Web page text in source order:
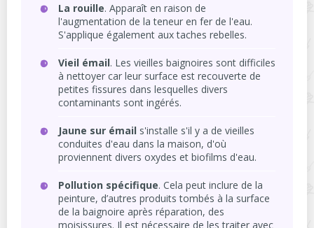
La rouille. Apparaît en raison de
l'augmentation de la teneur en fer de l'eau.
S'applique également aux taches rebelles.
Vieil émail. Les vieilles baignoires sont difficiles
à nettoyer car leur surface est recouverte de
petites fissures dans lesquelles divers
contaminants sont ingérés.
Jaune sur émail s'installe s'il y a de vieilles
conduites d'eau dans la maison, d'où
proviennent divers oxydes et biofilms d'eau.
Pollution spécifique. Cela peut inclure de la
peinture, d’autres produits tombés à la surface
de la baignoire après réparation, des
moisissures. Il est nécessaire de les traiter avec